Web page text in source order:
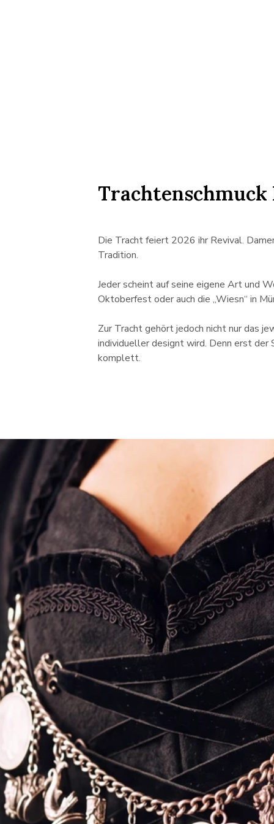
Trachtenschmuck
Die Tracht feiert 2026 ihr Revival.
Tradition.
Jeder scheint auf seine eigene Art und
Oktoberfest oder auch die „Wiesn“ in
Zur Tracht gehört jedoch nicht nur das
individueller designt wird. Denn erst der
komplett.